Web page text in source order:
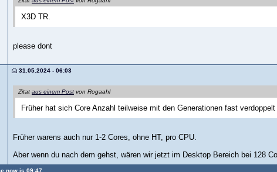
X3D TR.
please dont
31.05.2024 - 06:03
Zitat aus einem Post von Rogaahl
Früher hat sich Core Anzahl teilweise mit den Generationen fast
Früher warens auch nur 1-2 Cores, ohne HT, pro CPU.
Aber wenn du nach dem gehst, wären wir jetzt im Desktop Bereich bei 128
now is 09:47.